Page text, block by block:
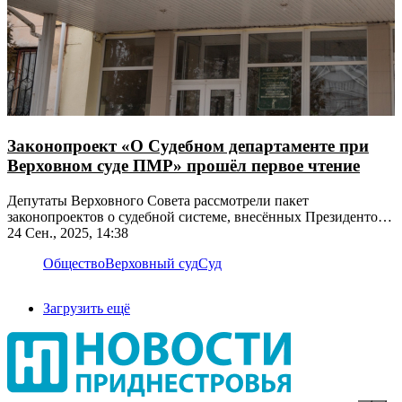
Законопроект «О Судебном департаменте при
Верховном суде ПМР» прошёл первое чтение
Депутаты Верховного Совета рассмотрели пакет
законопроектов о судебной системе, внесённых Президентом
ПМР
24 Сен., 2025, 14:38
ОбществоВерховный судСуд
Загрузить ещё